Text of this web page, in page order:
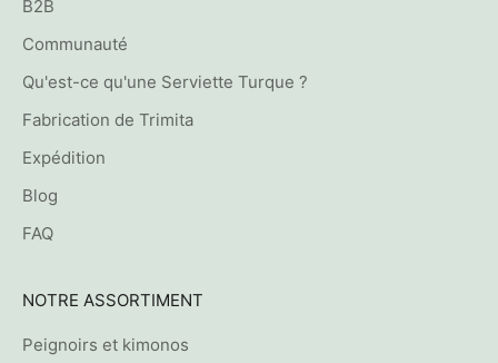
B2B
Communauté
Qu'est-ce qu'une Serviette Turque ?
Fabrication de Trimita
Expédition
Blog
FAQ
NOTRE ASSORTIMENT
Peignoirs et kimonos